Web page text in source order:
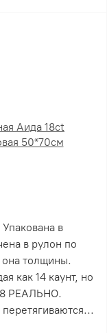
Аида 18ct
50*70см
в
в рулон по
она толщины.
как 14 каунт, но
РЕАЛЬНО.